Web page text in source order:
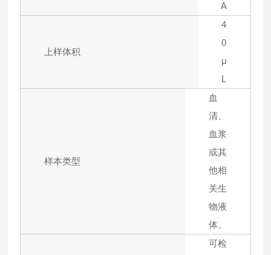
A
上样体积
4
0
μ
L
样本类型
血
清、
血浆
或其
他相
关生
物液
体。
可检